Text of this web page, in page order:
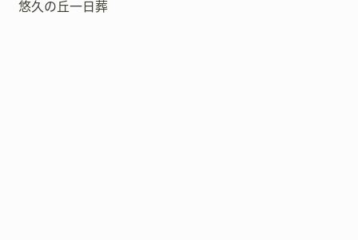
悠久の丘一日葬